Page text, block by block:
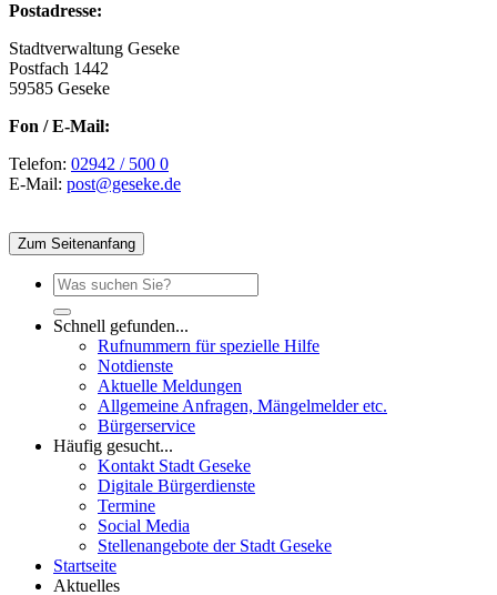
Postadresse:
Stadtverwaltung Geseke
Postfach 1442
59585 Geseke
Fon / E-Mail:
Telefon: 02942 / 500 0
E-Mail: post@geseke.de
Zum Seitenanfang
Schnell gefunden...
Rufnummern für spezielle Hilfe
Notdienste
Aktuelle Meldungen
Allgemeine Anfragen, Mängelmelder etc.
Bürgerservice
Häufig gesucht...
Kontakt Stadt Geseke
Digitale Bürgerdienste
Termine
Social Media
Stellenangebote der Stadt Geseke
Startseite
Aktuelles